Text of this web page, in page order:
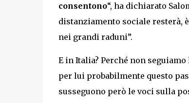
consentono“, ha dichiarato
distanziamento sociale resterà,
nei grandi raduni”.
E in Italia? Perché non
per lui probabilmente questo
susseguono però le voci sulla